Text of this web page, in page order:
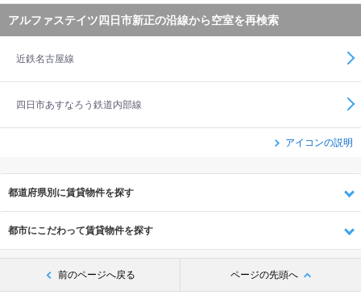
アルファステイツ四日市新正の沿線から空室を再検索
近鉄名古屋線
四日市あすなろう鉄道内部線
アイコンの説明
都道府県別に賃貸物件を探す
都市にこだわって賃貸物件を探す
前のページへ戻る ページの先頭へ